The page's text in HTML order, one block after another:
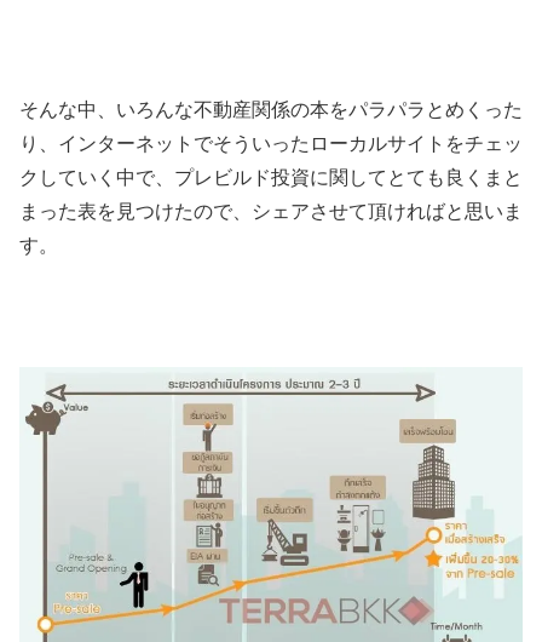
そんな中、いろんな不動産関係の本をパラパラとめくった
り、インターネットでそういったローカルサイトをチェッ
クしていく中で、プレビルド投資に関してとても良くまと
まった表を見つけたので、シェアさせて頂ければと思いま
す。